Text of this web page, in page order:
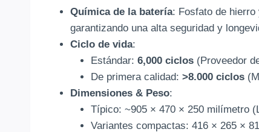
Química de la batería: Fosfato de hierro
garantizando una alta seguridad y
Ciclo de vida:
Estándar: 6,000 ciclos (Proveedor
De primera calidad: >8.000 ciclos
Dimensiones & Peso:
Típico: ~905 × 470 × 250 milímetro
Variantes compactas: 416 × 265 ×